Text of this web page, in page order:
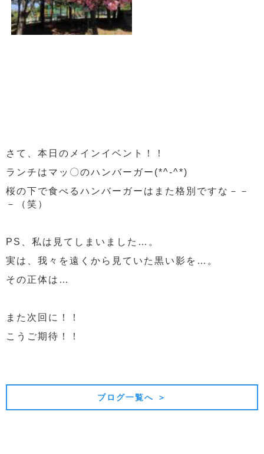
さて、本日のメインイベント！！
ランチはマッ〇のハンバーガー(*^-^*)
桜の下で食べるハンバーガーはまた格別ですな－－
－（笑）
PS、私は見てしまいました…。
実は、我々を遠くから見ていた黒い影を…。
その正体は…
また次回に！！
こうご期待！！
ブログ一覧へ ＞